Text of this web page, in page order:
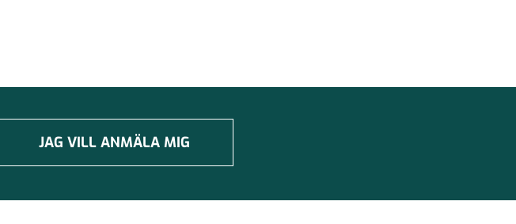
JAG VILL ANMÄLA MIG